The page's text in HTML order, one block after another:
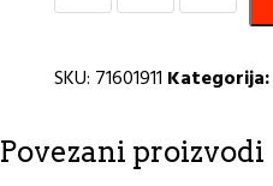
kriva
držačem
sapuna
SKU: 71601911 Kategorija:
Povezani proizvodi